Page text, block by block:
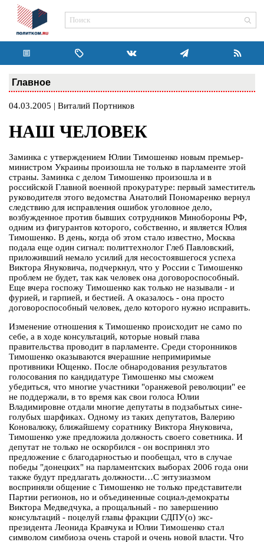
Главное
04.03.2005 | Виталий Портников
НАШ ЧЕЛОВЕК
Заминка с утверждением Юлии Тимошенко новым премьер-
министром Украины произошла не только в парламенте этой
страны. Заминка с делом Тимошенко произошла и в
российской Главной военной прокуратуре: первый заместитель
руководителя этого ведомства Анатолий Пономаренко вернул
следствию для исправления ошибок уголовное дело,
возбужденное против бывших сотрудников Минобороны РФ,
одним из фигурантов которого, собственно, и является Юлия
Тимошенко. В день, когда об этом стало известно, Москва
подала еще один сигнал: политтехнолог Глеб Павловский,
приложивший немало усилий для несостоявшегося успеха
Виктора Януковича, подчеркнул, что у России с Тимошенко
проблем не будет, так как человек она договороспособный.
Еще вчера госпожу Тимошенко как только не называли - и
фурией, и гарпией, и бестией. А оказалось - она просто
договороспособный человек, дело которого нужно исправить.
Изменение отношения к Тимошенко происходит не само по
себе, а в ходе консультаций, которые новый глава
правительства проводит в парламенте. Среди сторонников
Тимошенко оказываются вчерашние непримиримые
противники Ющенко. После обнародования результатов
голосования по кандидатуре Тимошенко мы сможем
убедиться, что многие участники "оранжевой революции" ее
не поддержали, в то время как свои голоса Юлии
Владимировне отдали многие депутаты в подзабытых сине-
голубых шарфиках. Одному из таких депутатов, Валерию
Коновалюку, ближайшему соратнику Виктора Януковича,
Тимошенко уже предложила должность своего советника. И
депутат не только не оскорбился - он воспринял это
предложение с благодарностью и пообещал, что в случае
победы "донецких" на парламентских выборах 2006 года они
также будут предлагать должности…С энтузиазмом
восприняли общение с Тимошенко не только представители
Партии регионов, но и объединенные социал-демократы
Виктора Медведчука, а прощальный - по завершению
консультаций - поцелуй главы фракции СДПУ(о) экс-
президента Леонида Кравчука и Юлии Тимошенко стал
символом симбиоза очень старой и очень новой власти. Что